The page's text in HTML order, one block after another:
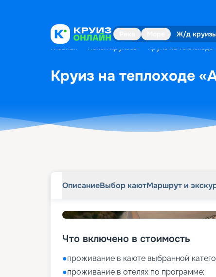
Ж/д
Главная Поиск круизов Круиз на
Круиз на теплоходе
ОписаниеВыбор каютМаршрут и
Что включено в стоимость
●проживание в каюте выбранной
●проживание в отелях по программе;